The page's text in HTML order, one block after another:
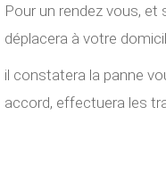
Pour un rendez vous, et
déplacera à votre
il constatera la panne
accord, effectuera les